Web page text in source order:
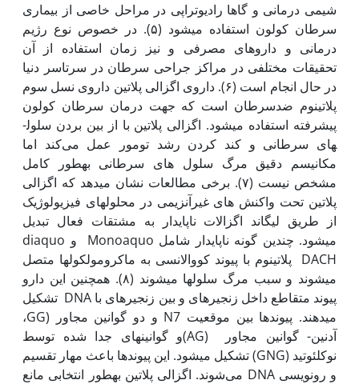
شیمی درمانی و گاها رادیوتراپی در مراحل خاصی از بیماری
سرطان کولون استفاده می‫شود (۵). در خصوص نوع رژیم
درمانی و داروهای مصرفی و نیز زمان استفاده از آن
تحقیقات مختلفی در مراکز جراحی سرطان در سرتاسر دنیا
در حال انجام است (۶). داروی اگزالی پلاتین داروی نسل سوم
پلاتینوم ضدسرطان است که جهت درمان سرطان کولون
پیشرفته استفاده می‫شود. اگزالی پلاتین با از بین بردن سلول­
های سرطانی و کند کردن رشد تومور عمل می‌کند اما
مکانیسم دقیق مرگ سلول های سرطانی به‫طور کامل
مشخص نیست (۷). برخی مطالعات نشان می­دهد که اگزالی
پلاتین تحت واکنش‫ های غیرآنزیمی در محلول­های فیزیولوژیک
از طریق لیگاند اگزالات ناپایدار به مشتقات فعال تبدیل
می‫شود. چندین گونه ناپایدار شامل Monoaquo و diaquo
DACH پلاتینوم با پیوند کووالانسی به ماکرومولکول­ها متصل
می‫شوند و سبب مرگ سلول‫ها می‫شوند (۸). هم‫چنین این دارو
پیوند متقاطع داخل زنجیره‫ای و بین زنجیره‫ای با DNA تشکیل
می‫دهند. پیوندها بین موقعیت N7 و دو گوانین مجاور (GG،
آدنین- گوانین مجاور (AG)و گوانین‫های جدا شده توسط
نوکلئوتید (GNG) تشکیل می‫شود. این پیوندها باعث مهار تقسیم
و رونویسی DNA می‌شوند. اگزالی پلاتین به‫طور انتخابی مانع